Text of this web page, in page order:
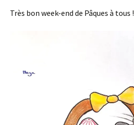
Très bon week-end de Pâques à tous !